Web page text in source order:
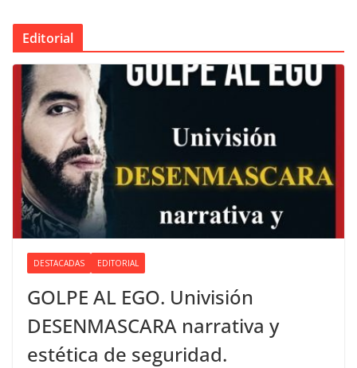
Editorial
DESTACADAS EDITORIAL
GOLPE AL EGO. Univisión
DESENMASCARA narrativa y
estética de seguridad.